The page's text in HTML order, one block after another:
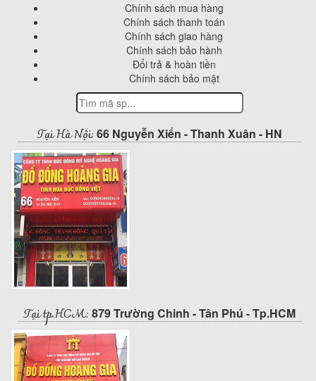
Chính sách mua hàng
Chính sách thanh toán
Chính sách giao hàng
Chính sách bảo hành
Đổi trả & hoàn tiền
Chính sách bảo mật
Tại Hà Nội: 66 Nguyễn Xiển - Thanh Xuân - HN
Tại tp.HCM: 879 Trường Chinh - Tân Phú - Tp.HCM